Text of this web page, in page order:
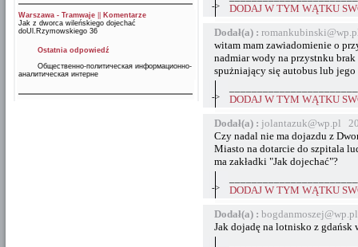
Warszawa - Tramwaje
Komentarze
Jak z dworca wileńskiego dojechać
doUl.Rzymowskiego 36
Ostatnia odpowiedź
Общественно-политическая информационно-
аналитическая интерне
->
DODAJ W TYM WĄTKU
Dodał(a) :
witam mam zawiadomienie o
nadmiar wody na przystnku
spużniający się autobus lub
->
DODAJ W TYM WĄTKU
Dodał(a) : jolantazuk@wp.pl
Czy nadal nie ma dojazdu z
Miasto na dotarcie do szpitala
ma zakładki "Jak dojechać"?
->
DODAJ W TYM WĄTKU
Dodał(a) :
Jak dojadę na lotnisko z gdańsk